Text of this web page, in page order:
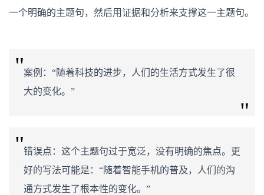
一个明确的主题句，然后用证据和分析来支撑这一主题句。
案例：“随着科技的进步，人们的生活方式发生了很
大的变化。”
错误点：这个主题句过于宽泛，没有明确的焦点。更
好的写法可能是：“随着智能手机的普及，人们的沟
通方式发生了根本性的变化。”